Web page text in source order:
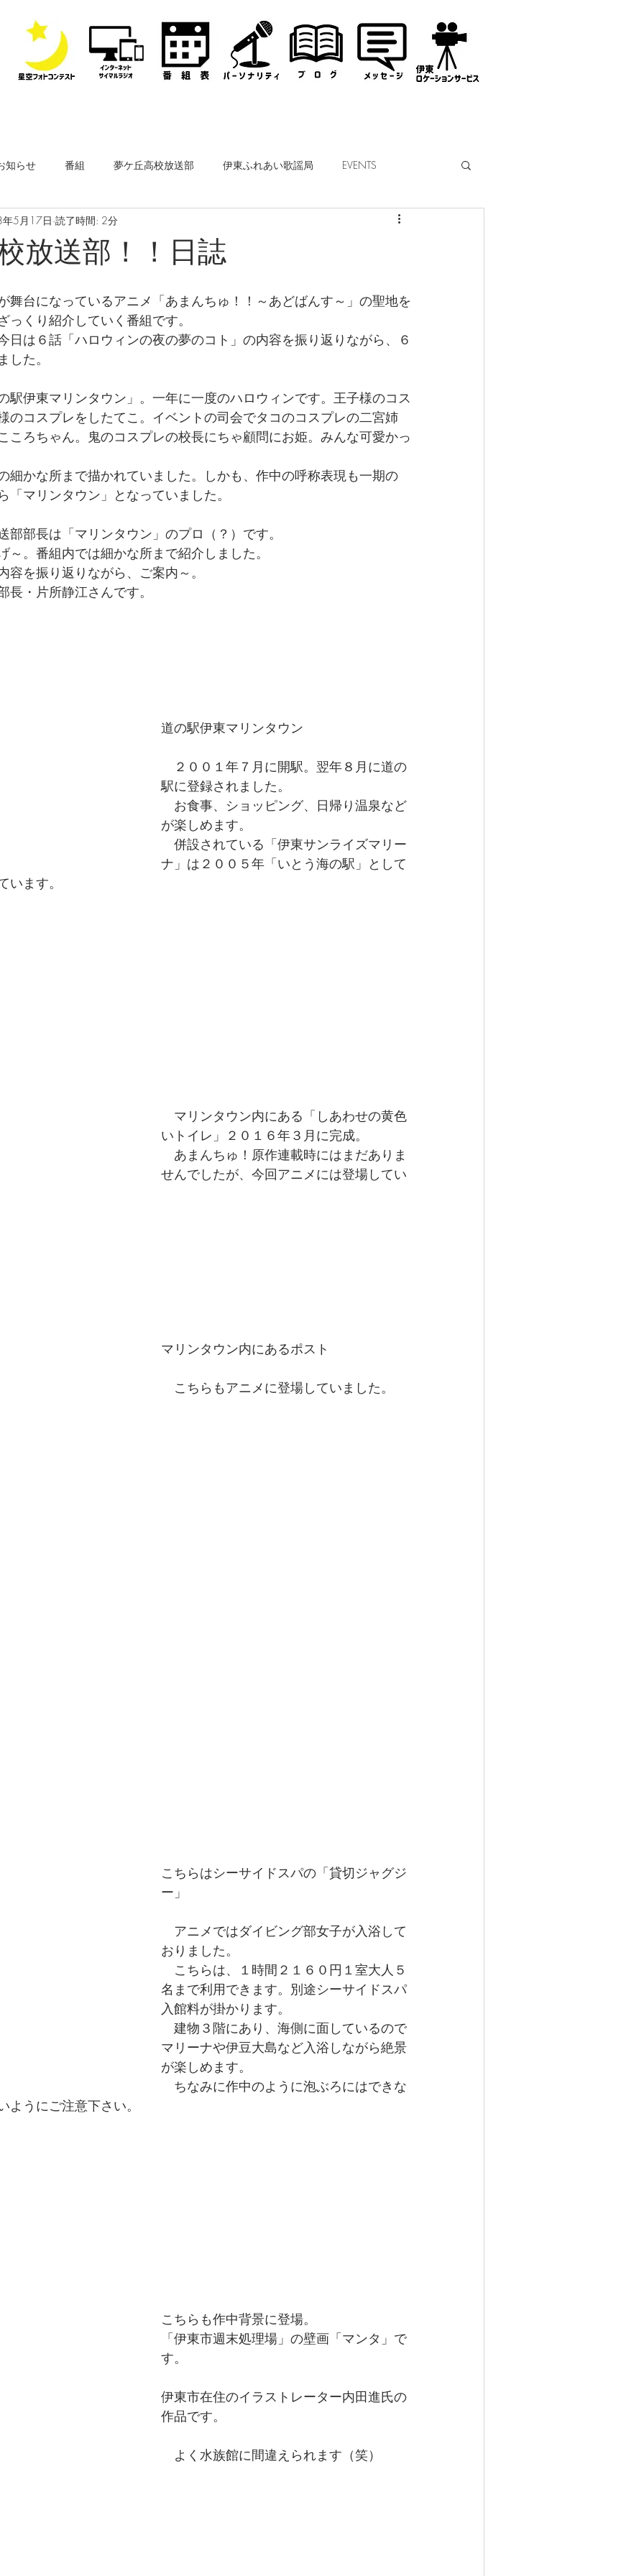
知らせ 番組 夢ケ丘高校放送部 伊東ふれあい歌謡局 EVENTS
なぎさ・フリースタイルレディオ
放送部！！日誌
5月17日 読了時間: 2分
台になっているアニメ「あまんちゅ！！～あどばんす～」の聖地を
っくり紹介していく番組です。
は６話「ハロウィンの夜の夢のコト」の内容を振り返りながら、６
た。
駅伊東マリンタウン」。一年に一度のハロウィンです。王子様のコス
のコスプレをしたてこ。イベントの司会でタコのコスプレの二宮姉
ころちゃん。鬼のコスプレの校長にちゃ顧問にお姫。みんな可愛かっ
かな所まで描かれていました。しかも、作中の呼称表現も一期の
「マリンタウン」となっていました。
部長は「マリンタウン」のプロ（？）です。
。番組内では細かな所まで紹介しました。
を振り返りながら、ご案内～。
・片所静江さんです。
道の駅伊東マリンタウン
２００１年７月に開駅。翌年８月に道の
駅に登録されました。
お食事、ショッピング、日帰り温泉など
が楽しめます。
併設されている「伊東サンライズマリー
ナ」は２００５年「いとう海の駅」として
ます。
マリンタウン内にある「しあわせの黄色
いトイレ」２０１６年３月に完成。
あまんちゅ！原作連載時にはまだありま
せんでしたが、今回アニメには登場してい
マリンタウン内にあるポスト
こちらもアニメに登場していました。
こちらはシーサイドスパの「貸切ジャグジ
ー」
アニメではダイビング部女子が入浴して
おりました。
こちらは、１時間２１６０円１室大人５
名まで利用できます。別途シーサイドスパ
入館料が掛かります。
建物３階にあり、海側に面しているので
マリーナや伊豆大島など入浴しながら絶景
が楽しめます。
ちなみに作中のように泡ぶろにはできな
うにご注意下さい。
こちらも作中背景に登場。
「伊東市週末処理場」の壁画「マンタ」で
す。
伊東市在住のイラストレーター内田進氏の
作品です。
よく水族館に間違えられます（笑）